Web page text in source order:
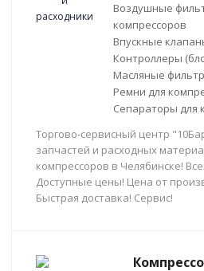
Воздушные
компрессоров
Впускные
Контроллеры
Масляные
Ремни для
Сепараторы для
Торгово-сервисный центр
запчастей и расходных
компрессоров в Челябинске!
Доступные цены! Цена от
Быстрая доставка! Сервис!